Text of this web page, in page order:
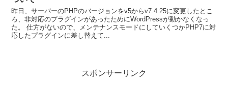
昨日、サーバーのPHPのバージョンをv5からv7.4.25に変更したとこ
ろ、非対応のプラグインがあったためにWordPressが動かなくなっ
た。 仕方がないので、メンテナンスモードにしていくつかPHP7に対
応したプラグインに差し替えて...
スポンサーリンク